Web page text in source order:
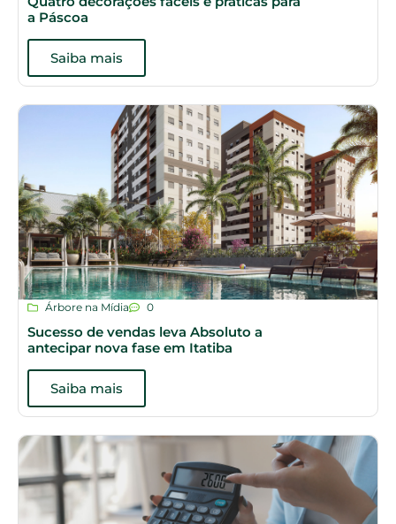
a Páscoa
Saiba mais
Árbore na Mídia 0
Sucesso de vendas leva Absoluto a
antecipar nova fase em Itatiba
Saiba mais